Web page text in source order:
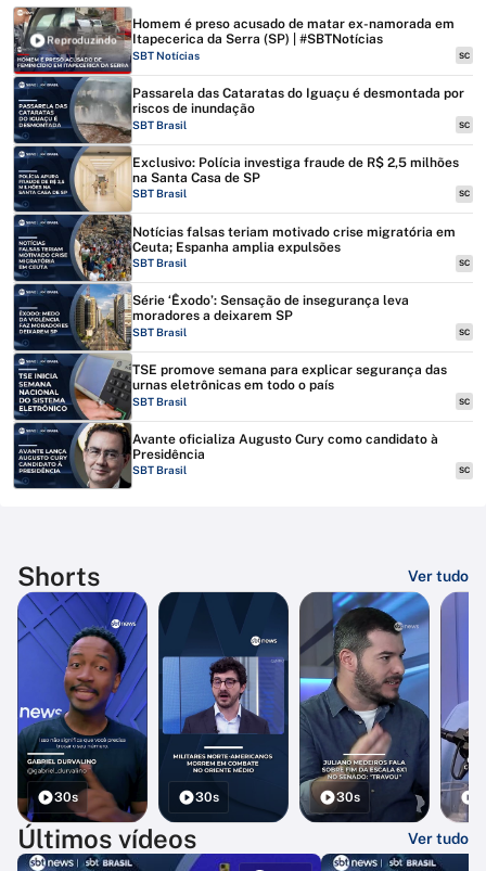
Reproduzindo
Homem é preso acusado de matar ex-namorada em
Itapecerica da Serra (SP) | #SBTNotícias
SBT Notícias SC
Passarela das Cataratas do Iguaçu é desmontada por
riscos de inundação
SBT Brasil SC
Exclusivo: Polícia investiga fraude de R$ 2,5 milhões
na Santa Casa de SP
SBT Brasil SC
Notícias falsas teriam motivado crise migratória em
Ceuta; Espanha amplia expulsões
SBT Brasil SC
Série ‘Êxodo’: Sensação de insegurança leva
moradores a deixarem SP
SBT Brasil SC
TSE promove semana para explicar segurança das
urnas eletrônicas em todo o país
SBT Brasil SC
Avante oficializa Augusto Cury como candidato à
Presidência
SBT Brasil SC
Shorts Ver tudo
30s 30s 30s
Últimos vídeos Ver tudo